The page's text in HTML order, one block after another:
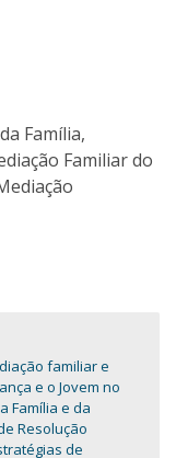
Família,
Familiar do
familiar e
e o Jovem no
Família e da
Resolução
de